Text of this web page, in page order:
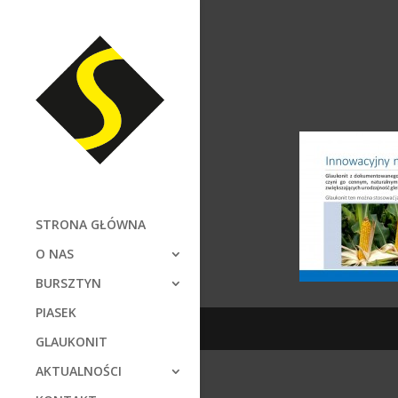
STRONA GŁÓWNA
O NAS
BURSZTYN
PIASEK
GLAUKONIT
AKTUALNOŚCI